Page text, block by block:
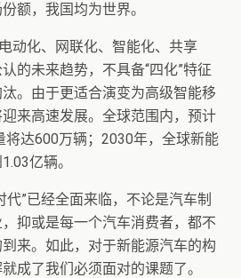
额，我国均为世界。
动化、网联化、智能化、共享
的未来趋势，不具备“四化”特征
。由于更适合演变为高级智能移
来高速发展。全球范围内，预计
将达600万辆；2030年，全球新能
亿辆。
代”已经全面来临，不论是汽车制
抑或是每一个汽车消费者，都不
来。如此，对于新能源汽车的构
成了我们必须面对的课题了。